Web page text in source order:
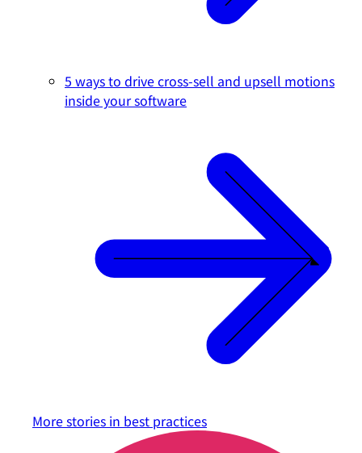
5 ways to drive cross-sell and upsell motions
inside your software
More stories in best practices